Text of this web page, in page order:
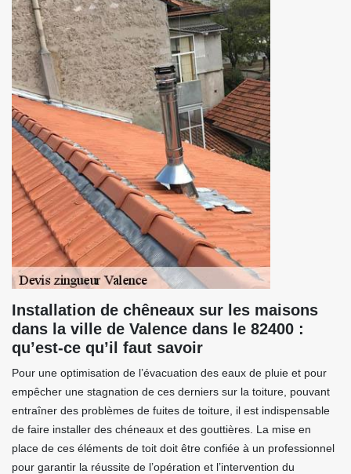
Installation de chêneaux sur les maisons
dans la ville de Valence dans le 82400 :
qu’est-ce qu’il faut savoir
Pour une optimisation de l’évacuation des eaux de pluie et pour
empêcher une stagnation de ces derniers sur la toiture, pouvant
entraîner des problèmes de fuites de toiture, il est indispensable
de faire installer des chéneaux et des gouttières. La mise en
place de ces éléments de toit doit être confiée à un professionnel
pour garantir la réussite de l’opération et l’intervention du